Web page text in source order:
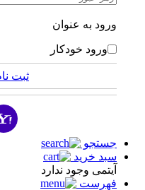
ورود به عنوان
ورود خودکار
ثبت نام
جستجو
سبد خرید
آیتمی وجود ندارد
فهرست